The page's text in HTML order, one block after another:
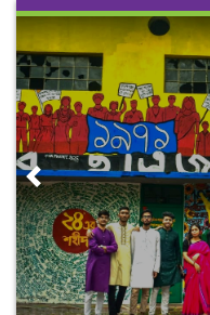
Skip
content
Previous